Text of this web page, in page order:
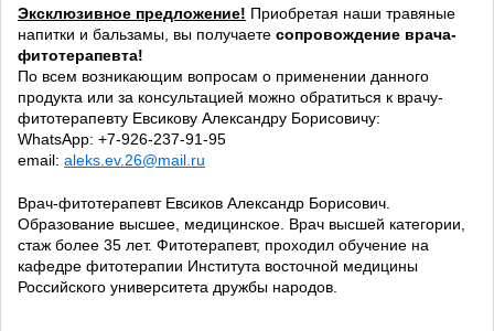
Эксклюзивное предложение! Приобретая наши травяные
напитки и бальзамы, вы получаете сопровождение врача-
фитотерапевта!
По всем возникающим вопросам о применении данного
продукта или за консультацией можно обратиться к врачу-
фитотерапевту Евсикову Александру Борисовичу:
WhatsApp: +7-926-237-91-95
email: aleks.ev.26@mail.ru
Врач-фитотерапевт Евсиков Александр Борисович.
Образование высшее, медицинское. Врач высшей категории,
стаж более 35 лет. Фитотерапевт, проходил обучение на
кафедре фитотерапии Института восточной медицины
Российского университета дружбы народов.